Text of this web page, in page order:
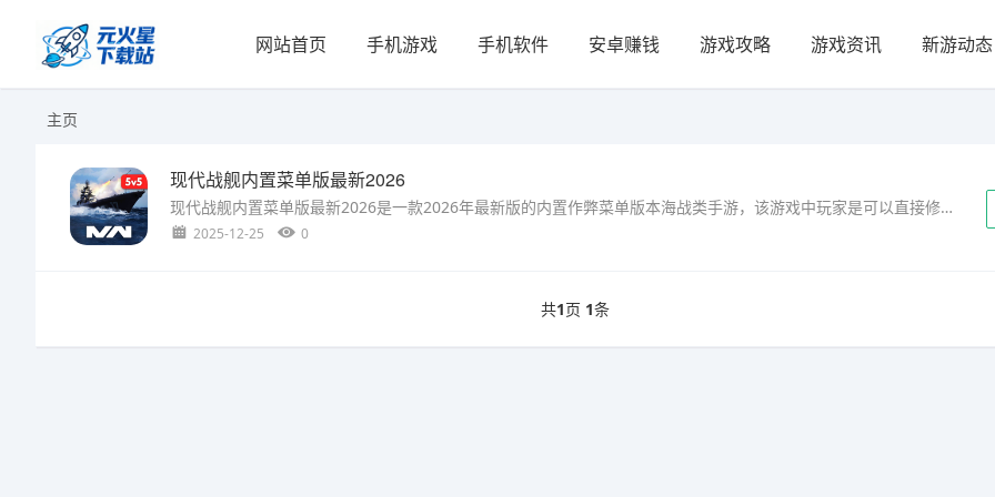
网站首页 手机游戏 手机软件 安卓赚钱 游戏攻略 游戏资讯 新游动态
主页
现代战舰内置菜单版最新2026
现代战舰内置菜单版最新2026是一款2026年最新版的内置作弊菜单版本海战类手游，该游戏中玩家是可以直接修改相关数据的，尤其是可以修改所有的战舰数据。玩家们进入游戏后，可以去选择化身成为一名战舰的指挥官，在此之前玩家们需要了解游戏的操作方法，左侧控制方向，右侧控制导弹、望远镜等，射击方式采用了自动锁...
2025-12-25 0
共1页 1条